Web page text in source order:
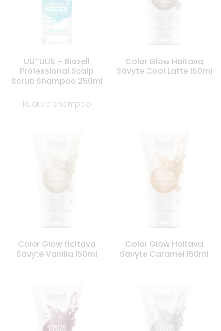
UUTUUS – Biozell
Professional Scalp
Scrub Shampoo 250ml
Kuoriva shampoo
Color Glow Hoitava
Sävyte Cool Latte 150ml
Color Glow Hoitava
Sävyte Vanilla 150ml
Color Glow Hoitava
Sävyte Caramel 150ml